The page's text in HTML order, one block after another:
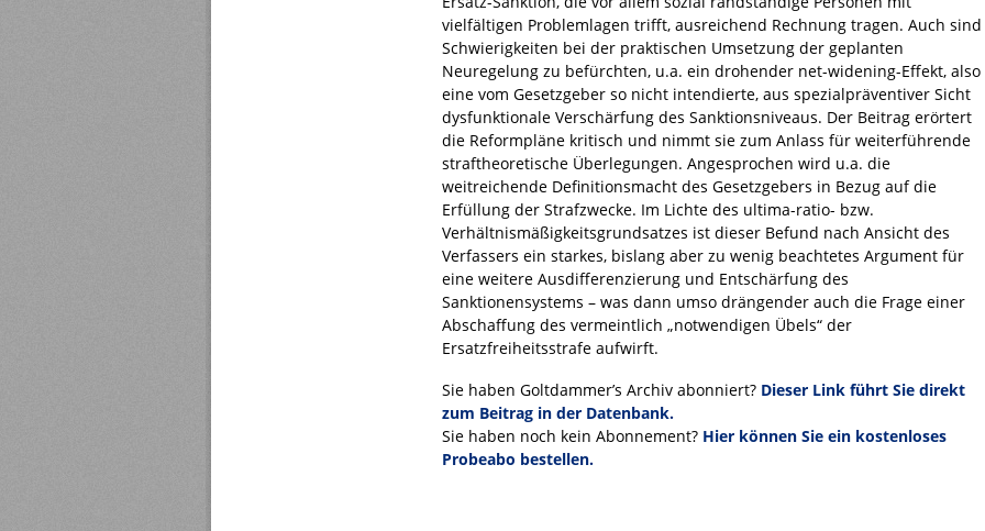
vielfältigen Problemlagen trifft, ausreichend Rechnung tragen. Auch sind
Schwierigkeiten bei der praktischen Umsetzung der geplanten
Neuregelung zu befürchten, u.a. ein drohender net-widening-Effekt, also
eine vom Gesetzgeber so nicht intendierte, aus spezialpräventiver Sicht
dysfunktionale Verschärfung des Sanktionsniveaus. Der Beitrag erörtert
die Reformpläne kritisch und nimmt sie zum Anlass für weiterführende
straftheoretische Überlegungen. Angesprochen wird u.a. die
weitreichende Definitionsmacht des Gesetzgebers in Bezug auf die
Erfüllung der Strafzwecke. Im Lichte des ultima-ratio- bzw.
Verhältnismäßigkeitsgrundsatzes ist dieser Befund nach Ansicht des
Verfassers ein starkes, bislang aber zu wenig beachtetes Argument für
eine weitere Ausdifferenzierung und Entschärfung des
Sanktionensystems – was dann umso drängender auch die Frage einer
Abschaffung des vermeintlich „notwendigen Übels“ der
Ersatzfreiheitsstrafe aufwirft.
Sie haben Goltdammer’s Archiv abonniert? Dieser Link führt Sie direkt
zum Beitrag in der Datenbank.
Sie haben noch kein Abonnement? Hier können Sie ein kostenloses
Probeabo bestellen.